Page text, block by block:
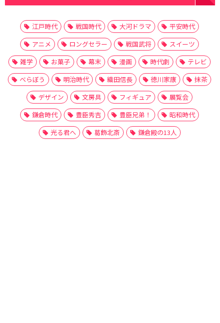
江戸時代 戦国時代 大河ドラマ
平安時代
アニメ
ロングセラー 戦国武将
スイーツ
雑学
お菓子 幕末 漫画 時代劇
テレビ
べらぼう
明治時代 織田信長 徳川家康
抹茶
デザイン
文房具 フィギュア
展覧会
鎌倉時代
豊臣秀吉 豊臣兄弟！
昭和時代
光る君へ
葛飾北斎 鎌倉殿の13人